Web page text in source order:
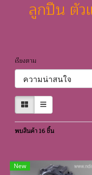
ลูกปืน ตัว
เรียงตาม
พบสินค้า 16 ชิ้น
New